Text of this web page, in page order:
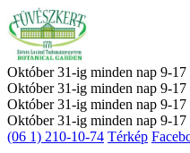
Október 31-ig minden nap 9-
Október 31-ig minden nap 9-
Október 31-ig minden nap 9-
Október 31-ig minden nap 9-
(06 1) 210-10-74 Térkép